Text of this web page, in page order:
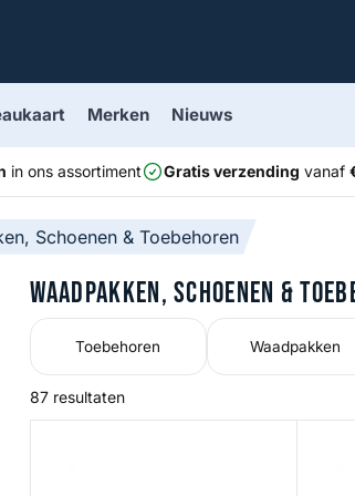
Merken Nieuws
in ons assortiment Gratis verzending vanaf
Schoenen & Toebehoren
button
Waadpakken, Schoenen &
Toebehoren Waadpakken
87 resultaten